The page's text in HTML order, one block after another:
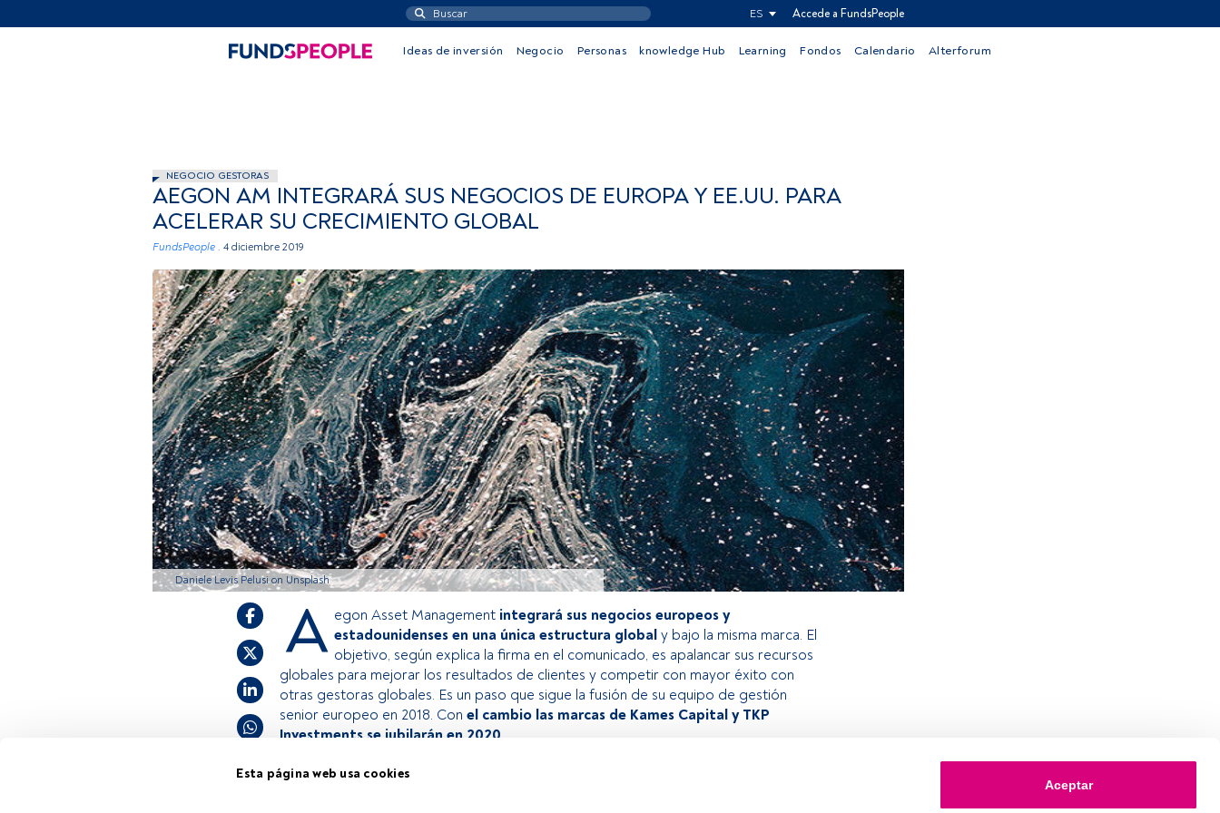
Esta página web usa cookies
Aceptar
ES Accede a FundsPeople
Ideas de inversión Negocio Personas knowledge Hub Learning Fondos Calendario Alterforum
NEGOCIO GESTORAS
AEGON AM INTEGRARÁ SUS NEGOCIOS DE EUROPA Y EE.UU. PARA
ACELERAR SU CRECIMIENTO GLOBAL
FundsPeople . 4 diciembre 2019
Daniele Levis Pelusi on Unsplash
A egon Asset Management integrará sus negocios europeos y
estadounidenses en una única estructura global y bajo la misma marca. El
objetivo, según explica la firma en el comunicado, es apalancar sus recursos
globales para mejorar los resultados de clientes y competir con mayor éxito con
otras gestoras globales. Es un paso que sigue la fusión de su equipo de gestión
senior europeo en 2018. Con el cambio las marcas de Kames Capital y TKP
Investments se jubilarán en 2020